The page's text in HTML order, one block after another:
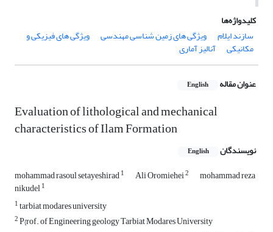
کلیدواژه‌ها
سازند ایلام
ویژگی های زمین شناسی مهندسی ویژگی های فیزیکی و
مکانیکی آنالیز آماری
عنوان مقاله English
Evaluation of lithological and mechanical
characteristics of Ilam Formation
نویسندگان English
mohammad rasoul setayeshirad1 Ali Oromiehei2 mohammad reza
nikudel1
1tarbiat modares university
2P{rof. of Engineering geology Tarbiat Modares University